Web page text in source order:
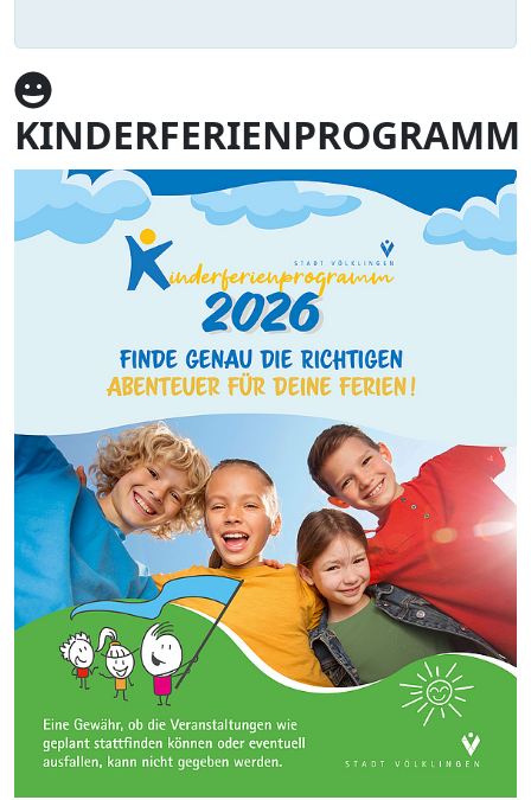
KINDERFERIENPROGRAMM